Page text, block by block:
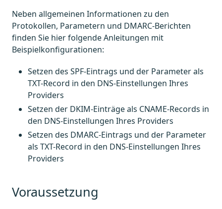
Neben allgemeinen Informationen zu den
Protokollen, Parametern und DMARC-Berichten
finden Sie hier folgende Anleitungen mit
Beispielkonfigurationen:
Setzen des SPF-Eintrags und der Parameter als
TXT-Record in den DNS-Einstellungen Ihres
Providers
Setzen der DKIM-Einträge als CNAME-Records in
den DNS-Einstellungen Ihres Providers
Setzen des DMARC-Eintrags und der Parameter
als TXT-Record in den DNS-Einstellungen Ihres
Providers
Voraussetzung